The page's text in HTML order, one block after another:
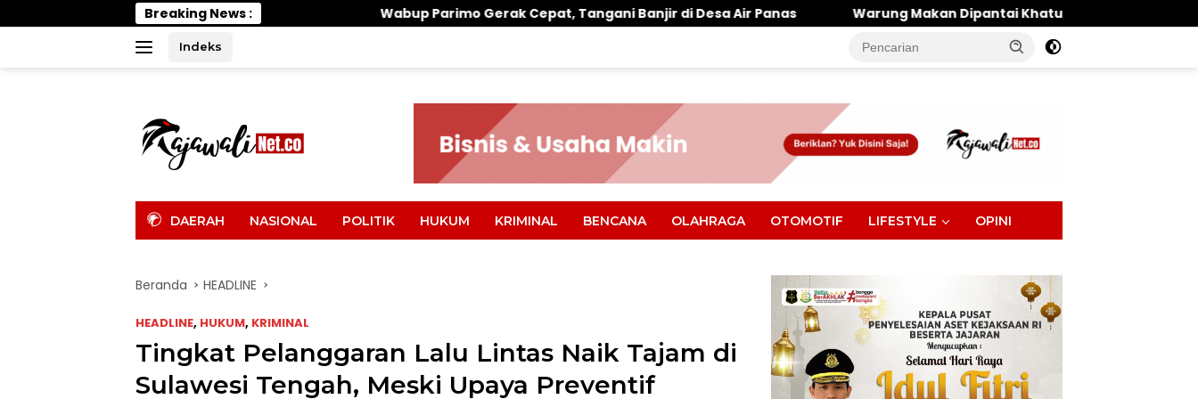
ke
Breaking News :Wabup Parimo Gerak Cepat, Tangani Banjir di Desa Air Panas Warung Makan Dipantai Khatulistiwa Hangus Terbakar, Kerugian
Indeks
DAERAH NASIONAL POLITIK HUKUM KRIMINAL BENCANA OLAHRAGA OTOMOTIF LIFESTYLE OPINI
Beranda HEADLINE
HEADLINE, HUKUM, KRIMINAL
Tingkat Pelanggaran Lalu Lintas Naik Tajam di
Sulawesi Tengah, Meski Upaya Preventif